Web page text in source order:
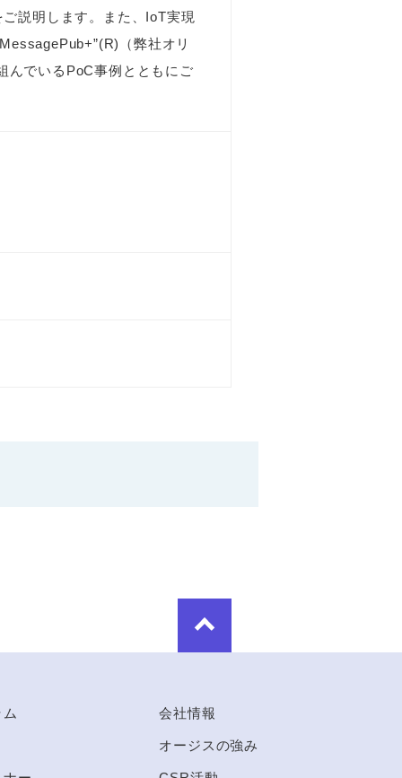
説明します。また、IoT実現
（弊社オリ
んでいるPoC事例とともにご
会社情報
オージスの強み